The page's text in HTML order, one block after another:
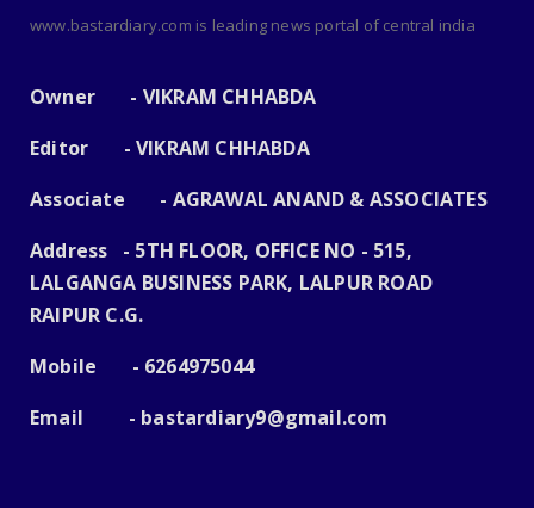
www.bastardiary.com is leading news portal of central india
Owner - VIKRAM CHHABDA
Editor - VIKRAM CHHABDA
Associate - AGRAWAL ANAND & ASSOCIATES
Address - 5TH FLOOR, OFFICE NO - 515,
LALGANGA BUSINESS PARK, LALPUR ROAD
RAIPUR C.G.
Mobile - 6264975044
Email - bastardiary9@gmail.com